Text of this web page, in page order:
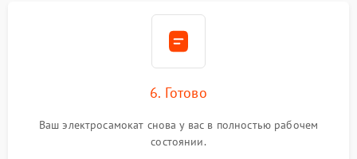
6. Готово
Ваш электросамокат снова у вас в полностью рабочем
состоянии.